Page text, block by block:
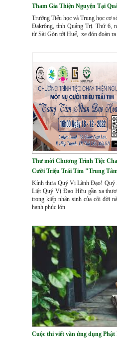
Tham Gia Thiện Nguyện Tại
Trường Tiểu học và Trung học cơ
Đakrông, tỉnh Quảng Trị. Thứ 6,
từ Sài Gòn tới Huế, xe đón đoàn
Thư mời Chương Trình Tiệc
Cười Triệu Trái Tim "Trung
Kính thưa Quý Vị Lãnh Đạo! Quý
Liệt Quý Vị Đạo Hữu gần xa
trong kiếp nhân sinh của cõi đời
hạnh phúc lớn
Cuộc thi viết văn ứng dụng Phật